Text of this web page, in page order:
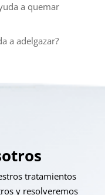
a quemar
a adelgazar?
tratamientos
y resolveremos